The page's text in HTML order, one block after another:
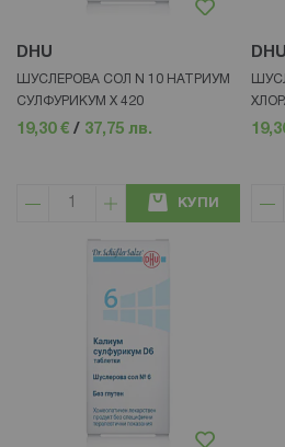
DHU
ШУСЛЕРОВА СОЛ N 10 НАТРИУМ
СУЛФУРИКУМ Х 420
19,30 € / 37,75 лв.
КУПИ
DHU